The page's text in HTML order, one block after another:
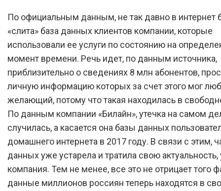
По официальным данным, не так давно в интернет
«слита» база данных клиентов компании, которые
использовали ее услуги по состоянию на
момент времени. Речь идет, по данным источника,
приблизительно о сведениях 8 млн абонентов,
личную информацию которых за счет этого мог
желающий, потому что такая находилась в
По данным компании «Билайн», утечка на самом
случилась, а касается она базы данных
домашнего интернета в 2017 году. В связи с этим,
данных уже устарела и тратила свою актуальность,
компания. Тем не менее, все это не отрицает того
данные миллионов россиян теперь находятся в